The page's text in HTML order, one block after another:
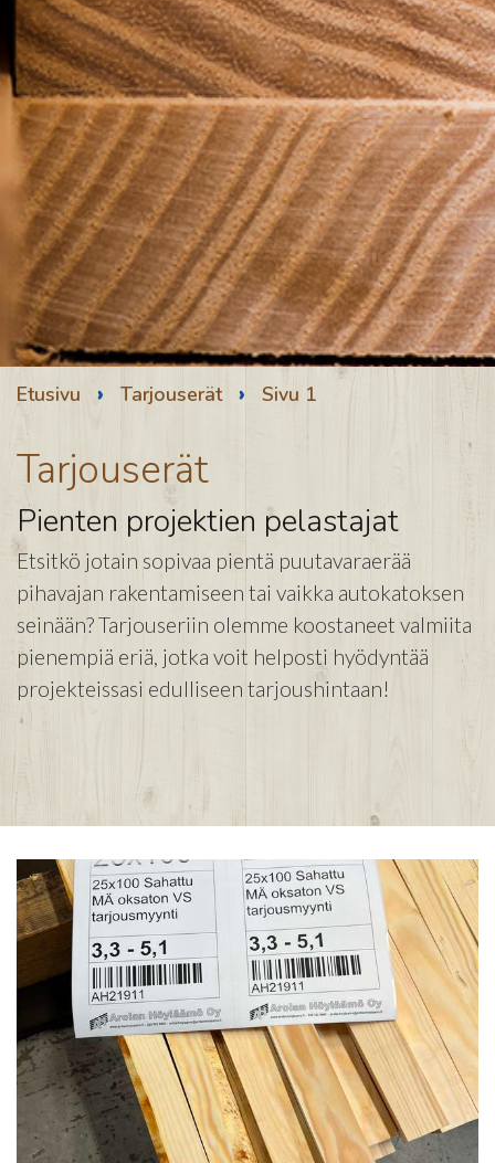
Etusivu › Tarjouserät › Sivu 1
Tarjouserät
Pienten projektien pelastajat
Etsitkö jotain sopivaa pientä puutavaraerää
pihavajan rakentamiseen tai vaikka autokatoksen
seinään? Tarjouseriin olemme koostaneet valmiita
pienempiä eriä, jotka voit helposti hyödyntää
projekteissasi edulliseen tarjoushintaan!